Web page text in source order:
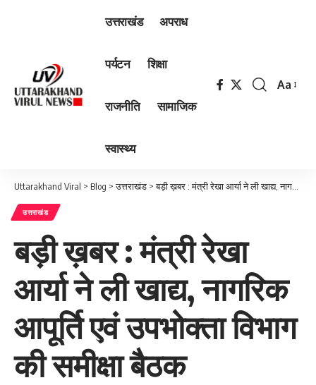
उत्तराखंड अपराध
पर्यटन शिक्षा
राजनीति सामाजिक
स्वास्थ्य
Font
Aa
Uttarakhand Viral > Blog >उत्तराखंड >बड़ी ख़बर : मंत्री रेखा आर्या ने ली खाद्य, नागरिक आपूर्ति एवं उपभोक्ता विभाग की समीक्षा बैठक
उत्तराखंड
बड़ी ख़बर : मंत्री रेखा
आर्या ने ली खाद्य, नागरिक
आपूर्ति एवं उपभोक्ता विभाग
की समीक्षा बैठक